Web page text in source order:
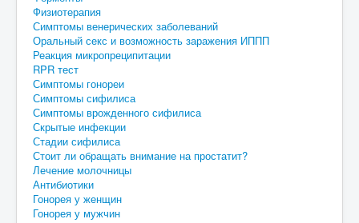
Физиотерапия
Симптомы венерических заболеваний
Оральный секс и возможность заражения ИППП
Реакция микропреципитации
RPR тест
Симптомы гонореи
Симптомы сифилиса
Симптомы врожденного сифилиса
Скрытые инфекции
Стадии сифилиса
Стоит ли обращать внимание на простатит?
Лечение молочницы
Антибиотики
Гонорея у женщин
Гонорея у мужчин